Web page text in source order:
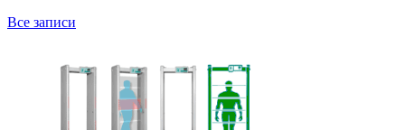
Все записи